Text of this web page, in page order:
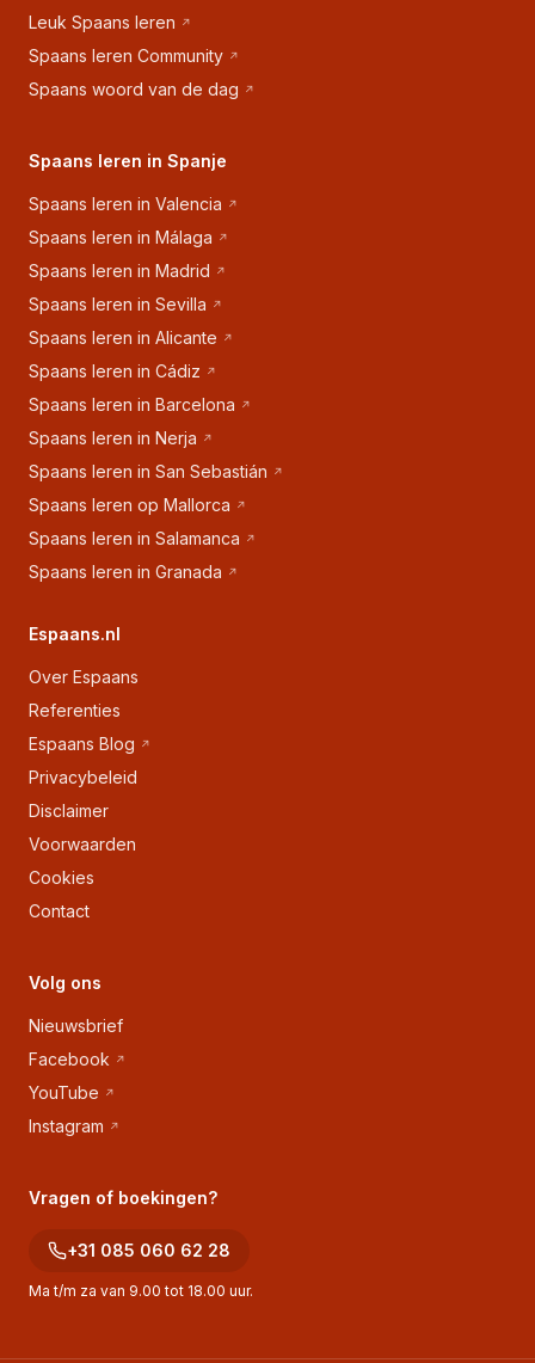
Leuk Spaans leren
Spaans leren Community
Spaans woord van de dag
Spaans leren in Spanje
Spaans leren in Valencia
Spaans leren in Málaga
Spaans leren in Madrid
Spaans leren in Sevilla
Spaans leren in Alicante
Spaans leren in Cádiz
Spaans leren in Barcelona
Spaans leren in Nerja
Spaans leren in San Sebastián
Spaans leren op Mallorca
Spaans leren in Salamanca
Spaans leren in Granada
Espaans.nl
Over Espaans
Referenties
Espaans Blog
Privacybeleid
Disclaimer
Voorwaarden
Cookies
Contact
Volg ons
Nieuwsbrief
Facebook
YouTube
Instagram
Vragen of boekingen?
+31 085 060 62 28
Ma t/m za van 9.00 tot 18.00 uur.